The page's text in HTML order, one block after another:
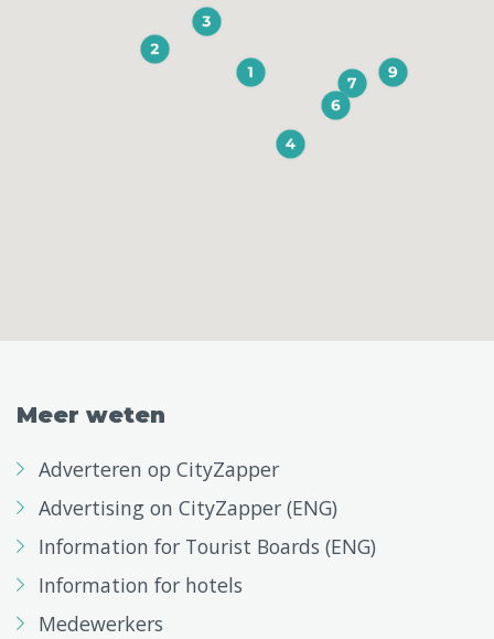
Meer weten
Adverteren op CityZapper
Advertising on CityZapper (ENG)
Information for Tourist Boards (ENG)
Information for hotels
Medewerkers